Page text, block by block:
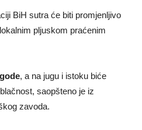
BiH sutra će biti promjenljivo
pljuskom praćenim
, a na jugu i istoku biće
saopšteno je iz
zavoda.